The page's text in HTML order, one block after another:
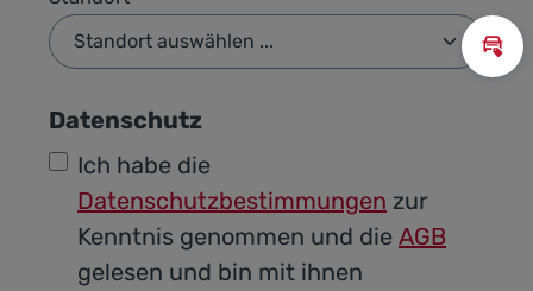
Datenschutz
Ich habe die
Datenschutzbestimmungen zur
Kenntnis genommen und die AGB
gelesen und bin mit ihnen